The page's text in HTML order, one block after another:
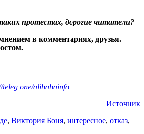
протестах, дорогие читатели?
в комментариях, друзья.
teleg.one/alibabainfo
Источник
, Виктория Боня, интересное, отказ,